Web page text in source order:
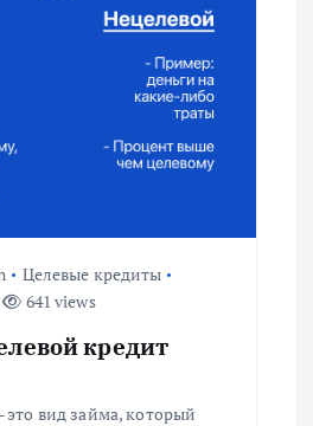
Целевые кредиты
641 views
кредит
вид займа, который